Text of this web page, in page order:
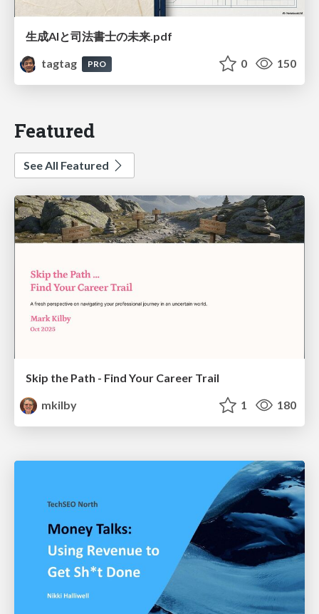
生成AIと司法書士の未来.pdf
tagtag
PRO 0 150
Featured
See All Featured
Skip the Path - Find Your Career Trail
mkilby
1 180